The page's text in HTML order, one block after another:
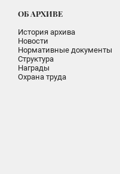
ОБ АРХИВЕ
История архива
Новости
Нормативные документы
Структура
Награды
Охрана труда